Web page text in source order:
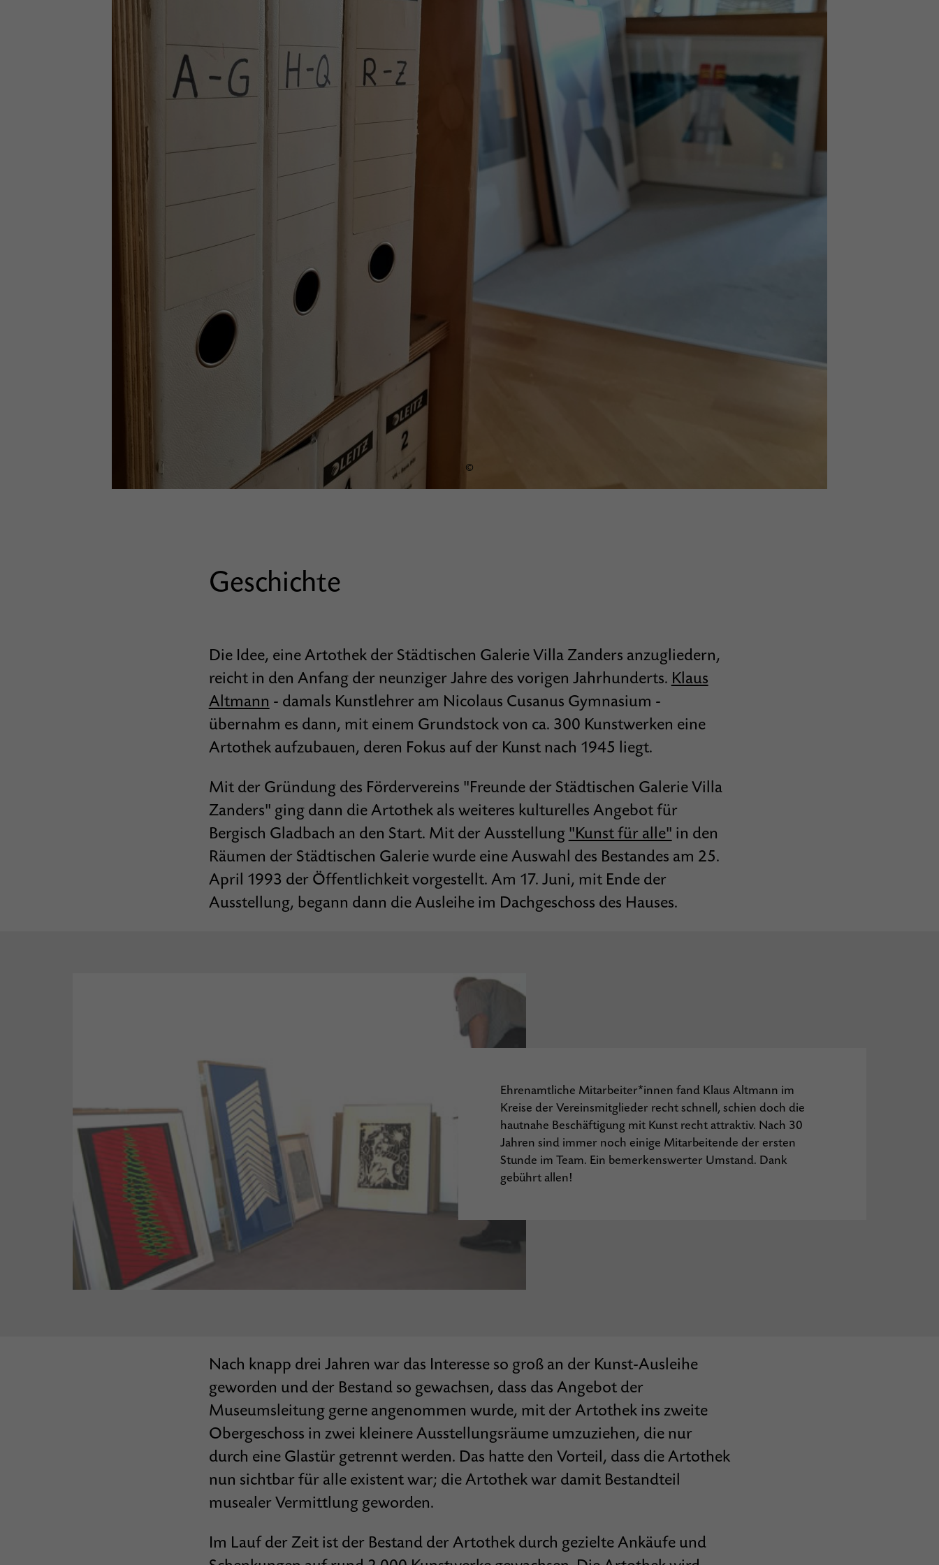
©
Geschichte
Die Idee, eine Artothek der Städtischen Galerie Villa Zanders anzugliedern,
reicht in den Anfang der neunziger Jahre des vorigen Jahrhunderts. Klaus
Altmann - damals Kunstlehrer am Nicolaus Cusanus Gymnasium -
übernahm es dann, mit einem Grundstock von ca. 300 Kunstwerken eine
Artothek aufzubauen, deren Fokus auf der Kunst nach 1945 liegt.
Mit der Gründung des Fördervereins "Freunde der Städtischen Galerie Villa
Zanders" ging dann die Artothek als weiteres kulturelles Angebot für
Bergisch Gladbach an den Start. Mit der Ausstellung "Kunst für alle" in den
Räumen der Städtischen Galerie wurde eine Auswahl des Bestandes am 25.
April 1993 der Öffentlichkeit vorgestellt. Am 17. Juni, mit Ende der
Ausstellung, begann dann die Ausleihe im Dachgeschoss des Hauses.
Ehrenamtliche Mitarbeiter*innen fand Klaus Altmann im
Kreise der Vereinsmitglieder recht schnell, schien doch die
hautnahe Beschäftigung mit Kunst recht attraktiv. Nach 30
Jahren sind immer noch einige Mitarbeitende der ersten
Stunde im Team. Ein bemerkenswerter Umstand. Dank
gebührt allen!
Nach knapp drei Jahren war das Interesse so groß an der Kunst-Ausleihe
geworden und der Bestand so gewachsen, dass das Angebot der
Museumsleitung gerne angenommen wurde, mit der Artothek ins zweite
Obergeschoss in zwei kleinere Ausstellungsräume umzuziehen, die nur
durch eine Glastür getrennt werden. Das hatte den Vorteil, dass die Artothek
nun sichtbar für alle existent war; die Artothek war damit Bestandteil
musealer Vermittlung geworden.
Im Lauf der Zeit ist der Bestand der Artothek durch gezielte Ankäufe und